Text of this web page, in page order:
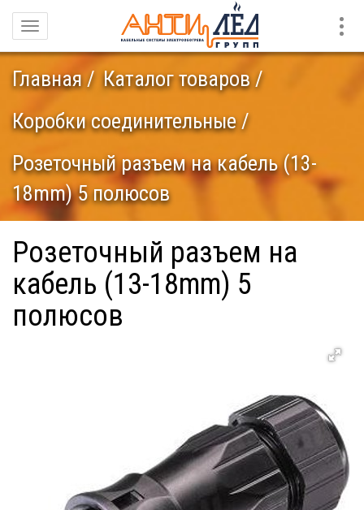
Навигация
Главная
Каталог товаров
Коробки соединительные
Розеточный разъем на кабель (13-
18mm) 5 полюсов
Розеточный разъем на
кабель (13-18mm) 5
полюсов